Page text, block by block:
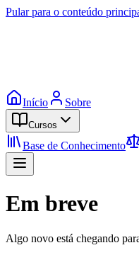
Pular para o conteúdo
Início Sobre
Cursos
Base de Conhecimento
Em breve
Algo novo está chegando